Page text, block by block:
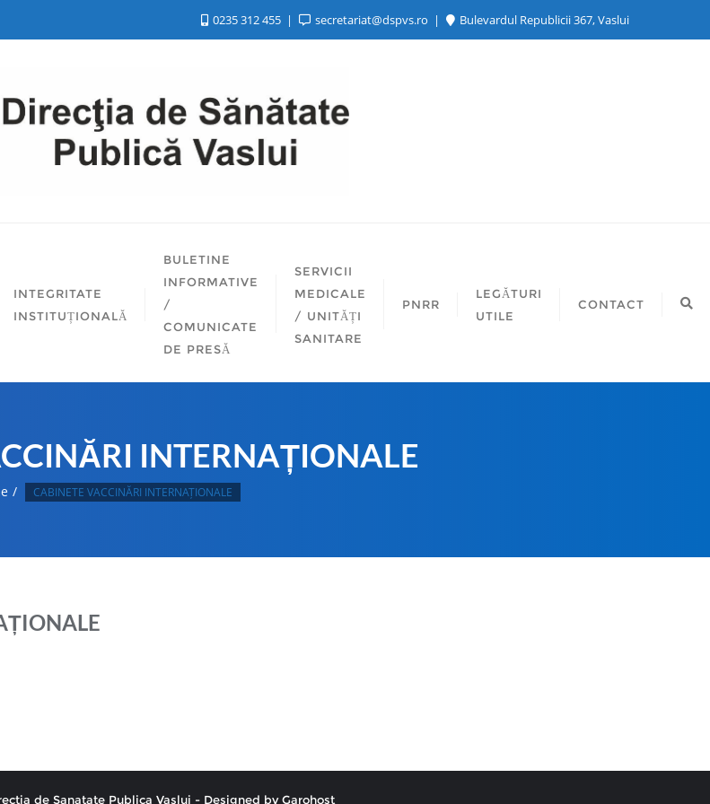
0235 312 455 secretariat@dspvs.ro Bulevardul Republicii 367, Vaslui
INTEGRITATE
INSTITUȚIONALĂ
BULETINE
INFORMATIVE
/
COMUNICATE
DE PRESĂ
SERVICII
MEDICALE
/ UNITĂȚI
SANITARE
PNRR
LEGĂTURI
UTILE
CONTACT
INTERNAȚIONALE
CABINETE VACCINĂRI INTERNAȚIONALE
de Sanatate Publica Vaslui - Designed byGarohost